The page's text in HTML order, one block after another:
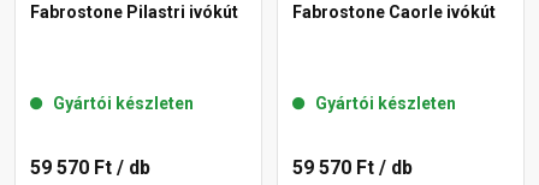
Fabrostone Pilastri ivókút
Gyártói készleten
59 570 Ft / db
Fabrostone Caorle ivókút
Gyártói készleten
59 570 Ft / db